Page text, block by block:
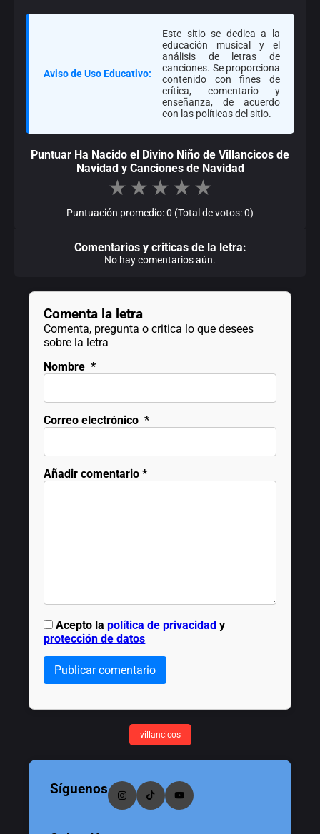
Aviso de Uso Educativo:
Este sitio se dedica a la
educación musical y el
análisis de letras de
canciones. Se proporciona
contenido con fines de
crítica, comentario y
enseñanza, de acuerdo
con las políticas del sitio.
Puntuar Ha Nacido el Divino Niño de Villancicos de
Navidad y Canciones de Navidad
★ ★ ★ ★ ★
Puntuación promedio: 0 (Total de votos: 0)
Comentarios y criticas de la letra:
No hay comentarios aún.
Comenta la letra
Comenta, pregunta o critica lo que desees
sobre la letra
Nombre *
Correo electrónico *
Añadir comentario *
Acepto lapolítica de privacidad y
protección de datos
Publicar comentario
villancicos
Síguenos